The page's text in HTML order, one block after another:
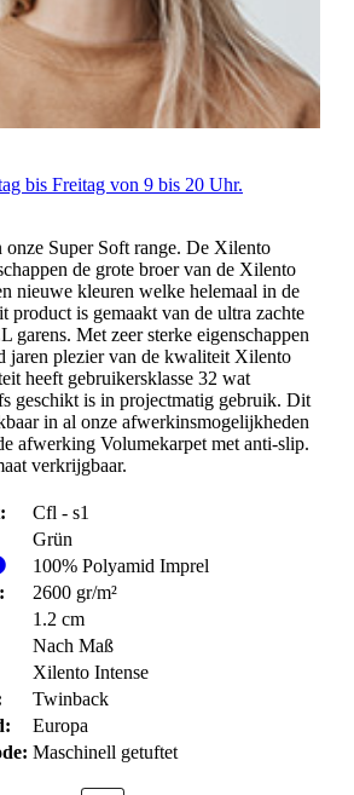
bis Freitag von 9 bis 20 Uhr.
onze Super Soft range. De Xilento
de grote broer van de Xilento
nieuwe kleuren welke helemaal in de
product is gemaakt van de ultra zachte
garens. Met zeer sterke eigenschappen
jaren plezier van de kwaliteit Xilento
heeft gebruikersklasse 32 wat
geschikt is in projectmatig gebruik. Dit
in al onze afwerkinsmogelijkheden
afwerking Volumekarpet met anti-slip.
verkrijgbaar.
Cfl - s1
Grün
100% Polyamid Imprel
2600 gr/m²
1.2 cm
Nach Maß
Xilento Intense
Twinback
Europa
Maschinell getuftet